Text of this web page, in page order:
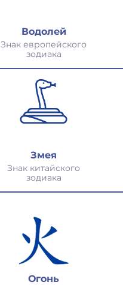
Водолей
Знак европейского
зодиака
Змея
Знак китайского
зодиака
Огонь